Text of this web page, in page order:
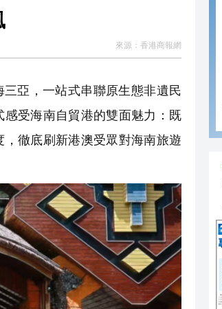
來源： 香港商報網
亞，一站式串聯原生態非遺民
受海南自貿港的雙面魅力：既
徹底刷新港澳受眾對海南旅遊